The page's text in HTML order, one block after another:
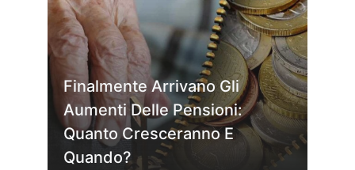
Finalmente Arrivano Gli
Aumenti Delle Pensioni:
Quanto Cresceranno E
Quando?